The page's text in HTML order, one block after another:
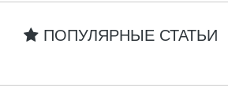
ПОПУЛЯРНЫЕ СТАТЬИ